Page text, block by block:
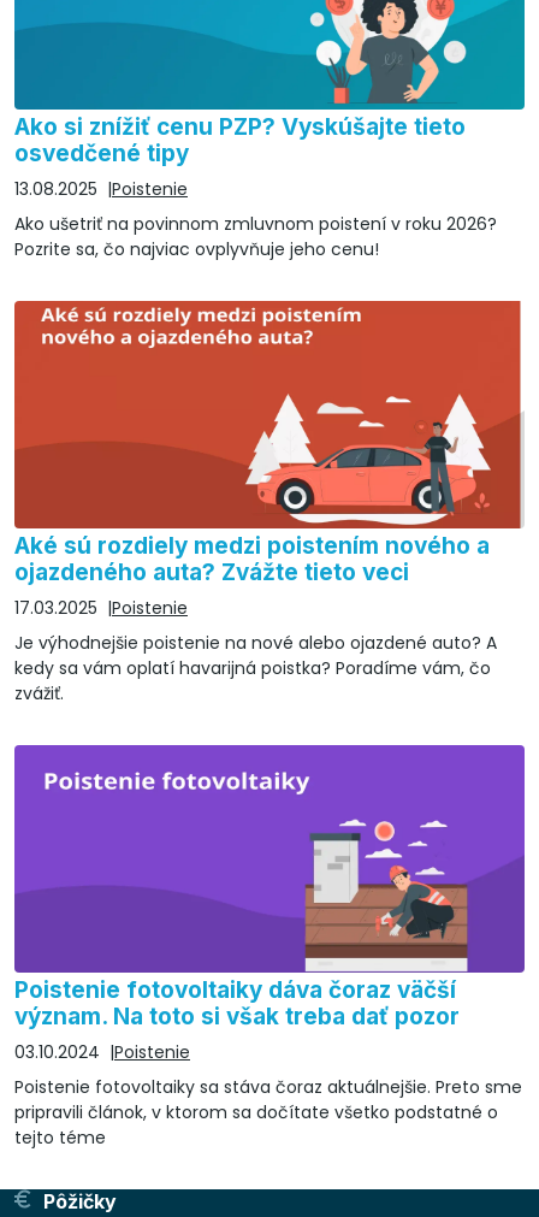
Ako si znížiť cenu PZP? Vyskúšajte tieto
osvedčené tipy
13.08.2025
Poistenie
Ako ušetriť na povinnom zmluvnom poistení v roku 2026?
Pozrite sa, čo najviac ovplyvňuje jeho cenu!
Aké sú rozdiely medzi poistením nového a
ojazdeného auta? Zvážte tieto veci
17.03.2025
Poistenie
Je výhodnejšie poistenie na nové alebo ojazdené auto? A
kedy sa vám oplatí havarijná poistka? Poradíme vám, čo
zvážiť.
Poistenie fotovoltaiky dáva čoraz väčší
význam. Na toto si však treba dať pozor
03.10.2024
Poistenie
Poistenie fotovoltaiky sa stáva čoraz aktuálnejšie. Preto sme
pripravili článok, v ktorom sa dočítate všetko podstatné o
tejto téme
Pôžičky